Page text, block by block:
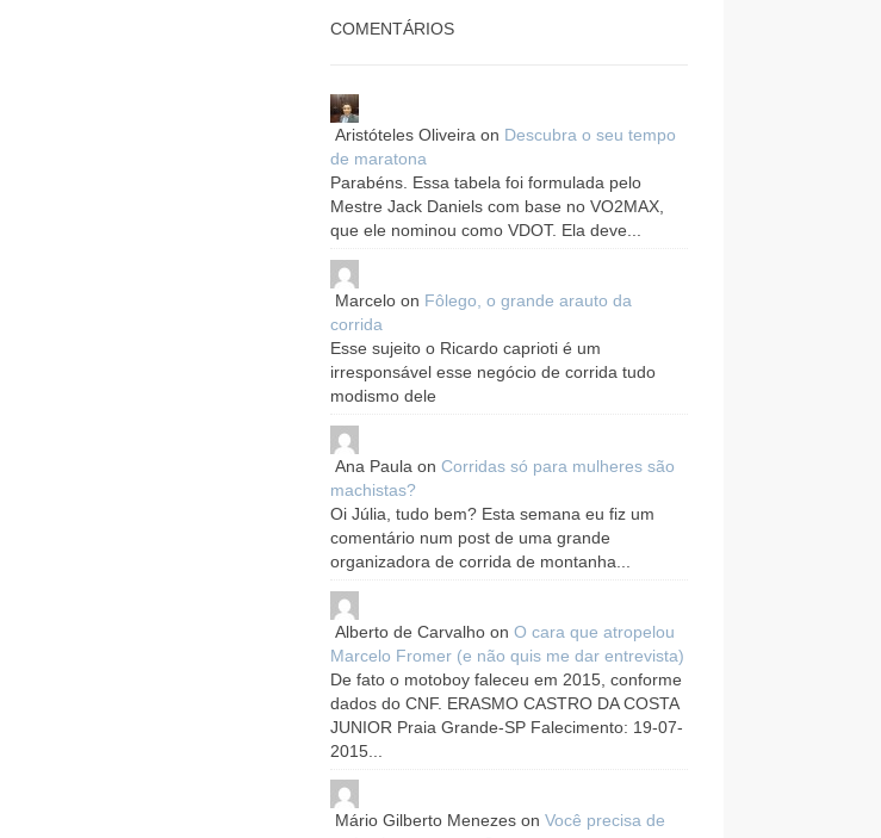
COMENTÁRIOS
Aristóteles Oliveira on Descubra o seu tempo
de maratona
Parabéns. Essa tabela foi formulada pelo
Mestre Jack Daniels com base no VO2MAX,
que ele nominou como VDOT. Ela deve...
Marceloon Fôlego, o grande arauto da
corrida
Esse sujeito o Ricardo caprioti é um
irresponsável esse negócio de corrida tudo
modismo dele
Ana Paula on Corridas só para mulheres são
machistas?
Oi Júlia, tudo bem? Esta semana eu fiz um
comentário num post de uma grande
organizadora de corrida de montanha...
Alberto de Carvalhoon O cara que atropelou
Marcelo Fromer (e não quis me dar entrevista)
De fato o motoboy faleceu em 2015, conforme
dados do CNF. ERASMO CASTRO DA COSTA
JUNIOR Praia Grande-SP Falecimento: 19-07-
2015...
Mário Gilberto Menezeson Você precisa de